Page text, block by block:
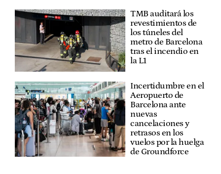
TMB auditará los
revestimientos de
los túneles del
metro de Barcelona
tras el incendio en
la L1
Incertidumbre en el
Aeropuerto de
Barcelona ante
nuevas
cancelaciones y
retrasos en los
vuelos por la huelga
de Groundforce